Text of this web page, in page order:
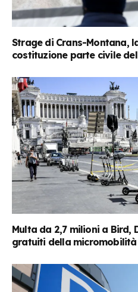
Strage di Crans-Montana,
costituzione parte civile
Multa da 2,7 milioni a Bird,
gratuiti della micromobilità